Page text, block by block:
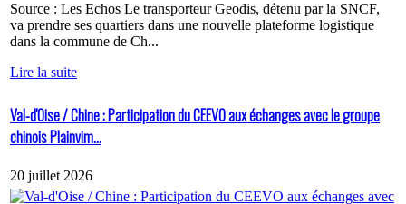
Source : Les Echos Le transporteur Geodis, détenu par la SNCF,
va prendre ses quartiers dans une nouvelle plateforme logistique
dans la commune de Ch...
Lire la suite
Val-d'Oise / Chine : Participation du CEEVO aux échanges avec le groupe
chinois Plainvim...
20 juillet 2026